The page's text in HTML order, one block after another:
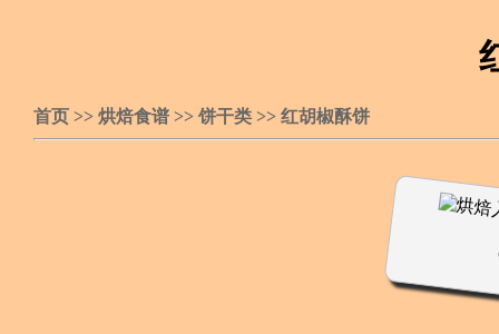
首页 >> 烘焙食谱 >> 饼干类 >> 红胡椒酥饼